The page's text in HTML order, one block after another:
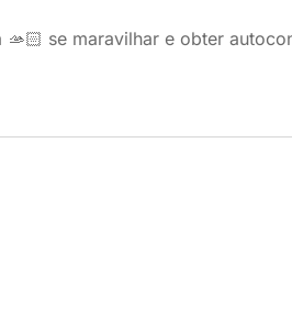
se maravilhar e obter